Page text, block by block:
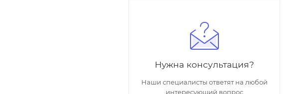
Нужна консультация?
Наши специалисты ответят на любой
интересующий вопрос